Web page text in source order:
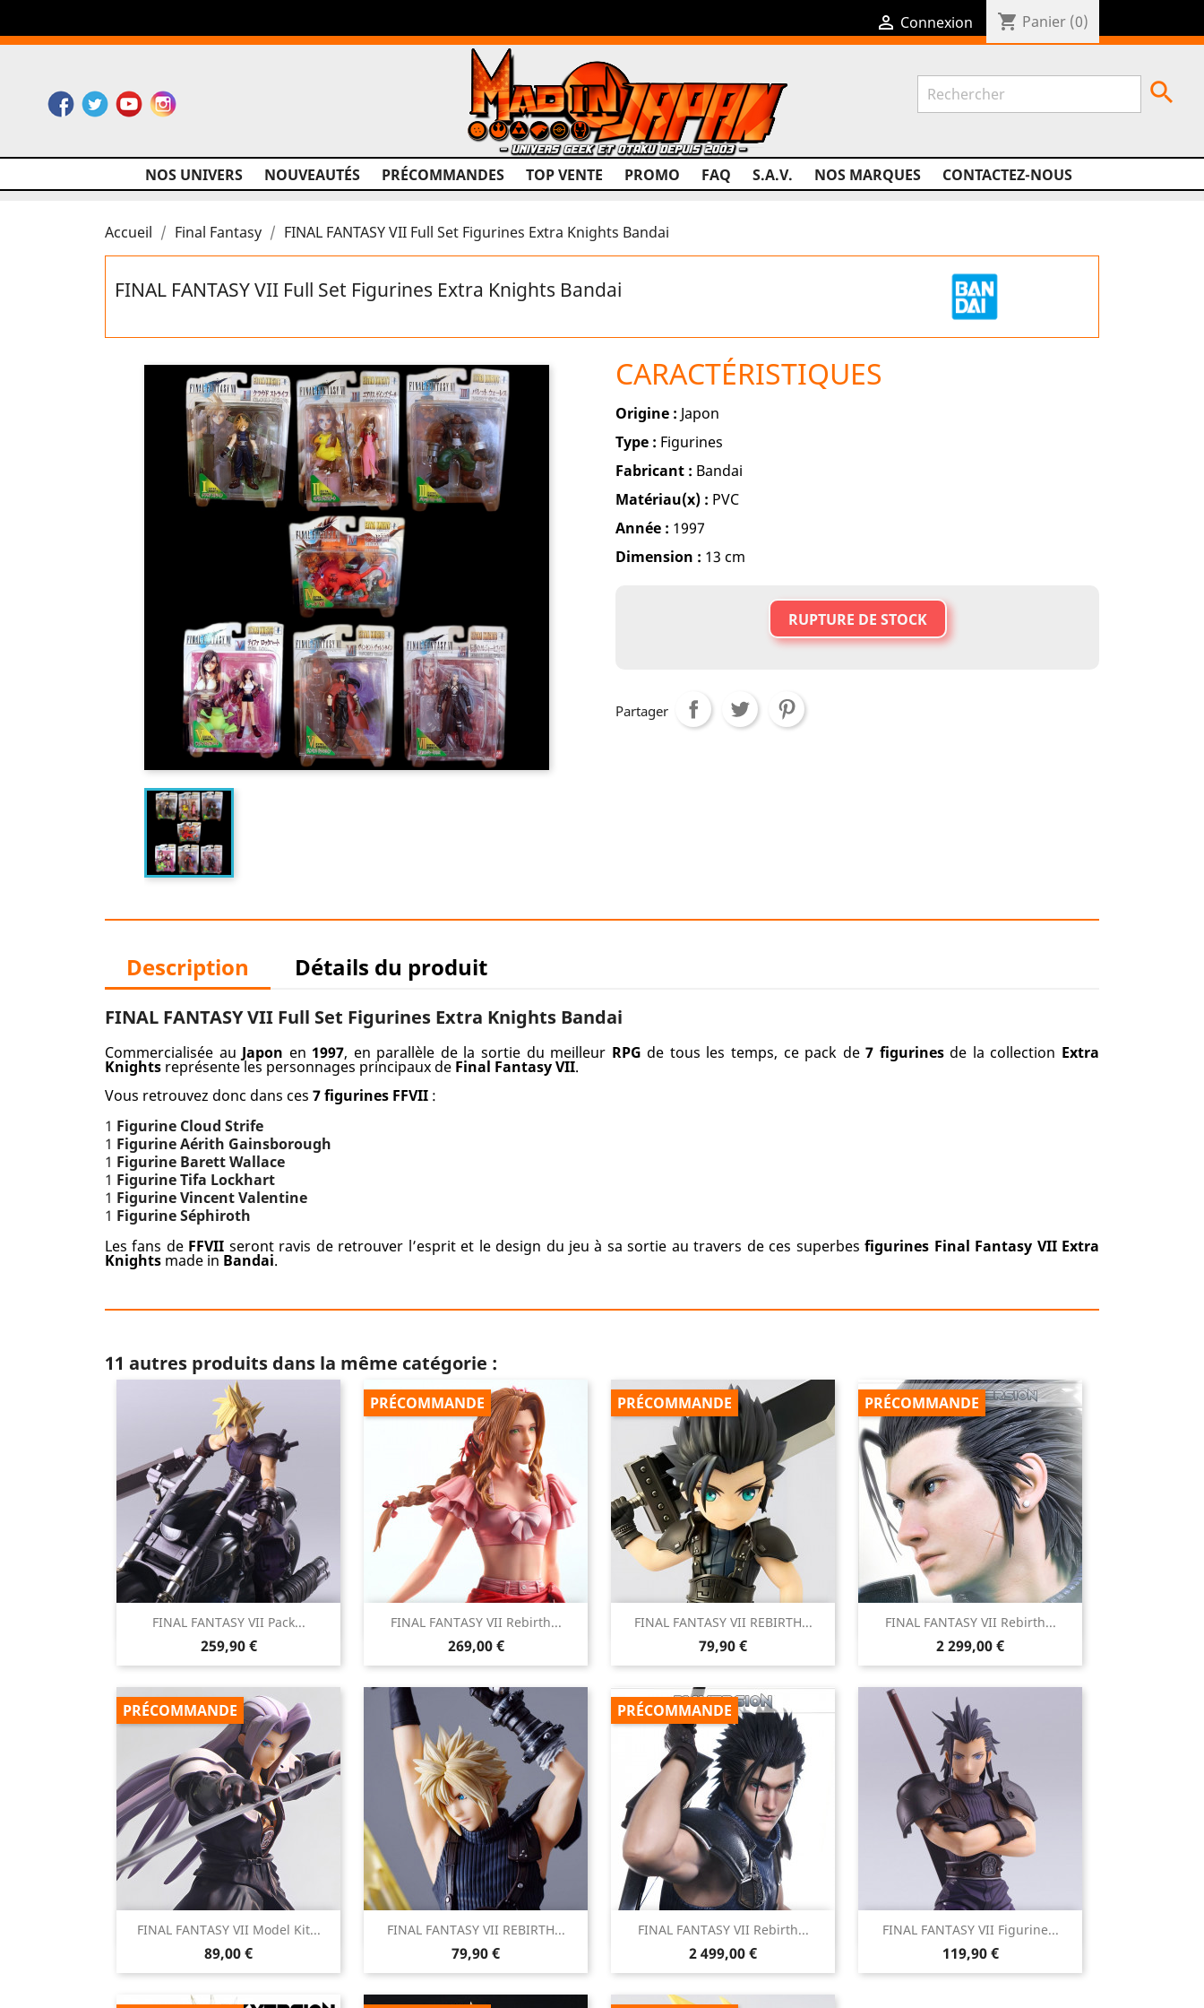
 Connexion shopping_cart Panier (0)
Facebook
TwitterYouTubeInstagram
NOS UNIVERS NOUVEAUTÉS PRÉCOMMANDES TOP VENTE PROMO FAQ S.A.V. NOS MARQUES CONTACTEZ-NOUS

Accueil Final Fantasy FINAL FANTASY VII Full Set Figurines Extra Knights Bandai
FINAL FANTASY VII Full Set Figurines Extra Knights Bandai
CARACTÉRISTIQUES
Origine : Japon
Type : Figurines
Fabricant : Bandai
Matériau(x) : PVC
Année : 1997
Dimension : 13 cm
RUPTURE DE STOCK
Partager
Description Détails du produit
FINAL FANTASY VII Full Set Figurines Extra Knights Bandai
Commercialisée au Japon en 1997, en parallèle de la sortie du meilleur RPG de tous les temps, ce pack de7 figurinesde la collection Extra
Knights représente les personnages principaux de Final Fantasy VII.
Vous retrouvez donc dans ces 7 figurines FFVII :
1 Figurine Cloud Strife
1 FigurineAérith Gainsborough
1 Figurine BarettWallace
1 FigurineTifa Lockhart
1 FigurineVincent Valentine
1 FigurineSéphiroth
Les fans de FFVII seront ravis de retrouver l’esprit et le design du jeu à sa sortie au travers de ces superbesfigurines Final Fantasy VII Extra
Knights made in Bandai.
11 autres produits dans la même catégorie :
FINAL FANTASY VII Pack...
Prix
259,90 €
Aperçu rapide FINAL FANTASY VII Rebirth...
Prix
269,00 €
PRÉCOMMANDE
Aperçu rapide FINAL FANTASY VII REBIRTH...
Prix
79,90 €
PRÉCOMMANDE
Aperçu rapide FINAL FANTASY VII Rebirth...
Prix
2 299,00 €
PRÉCOMMANDE
Aperçu rapide
FINAL FANTASY VII Model Kit...
Prix
89,00 €
PRÉCOMMANDE
Aperçu rapide FINAL FANTASY VII REBIRTH...
Prix
79,90 €
Aperçu rapide FINAL FANTASY VII Rebirth...
Prix
2 499,00 €
PRÉCOMMANDE
Aperçu rapide FINAL FANTASY VII Figurine...
Prix
119,90 €
Aperçu rapide